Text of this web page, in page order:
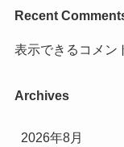
Recent
表示できるコメン
Archives
2026年8月